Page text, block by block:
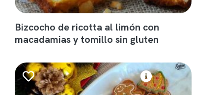
Bizcocho de ricotta al limón con
macadamias y tomillo sin gluten